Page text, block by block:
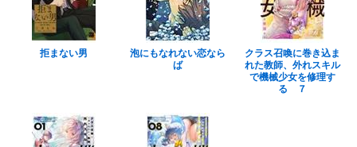
拒まない男
泡にもなれない恋なら
ば
クラス召喚に巻き込ま
れた教師、外れスキル
で機械少女を修理す
る ７